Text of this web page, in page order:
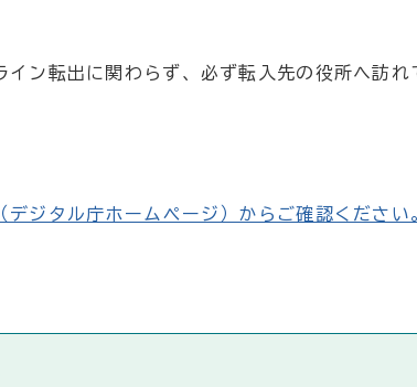
ン転出に関わらず、必ず転入先の役所へ訪
ジタル庁ホームページ）からご確認ください